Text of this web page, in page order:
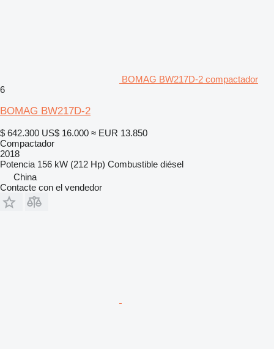
BOMAG BW217D-2 compactador
6
BOMAG BW217D-2
$ 642.300 US$ 16.000 ≈ EUR 13.850
Compactador
2018
Potencia 156 kW (212 Hp) Combustible diésel
China
Contacte con el vendedor